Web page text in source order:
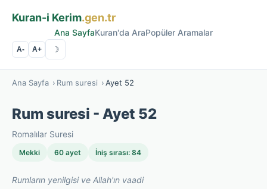
Kuran-i Kerim.gen.tr
Ana SayfaKuran'da AraPopüler Aramalar
A- A+ ☽
Ana Sayfa › Rum suresi ›Ayet 52
Rum suresi - Ayet 52
Romalılar Suresi
Mekki 60 ayet İniş sırası: 84
Rumların yenilgisi ve Allah'ın vaadi